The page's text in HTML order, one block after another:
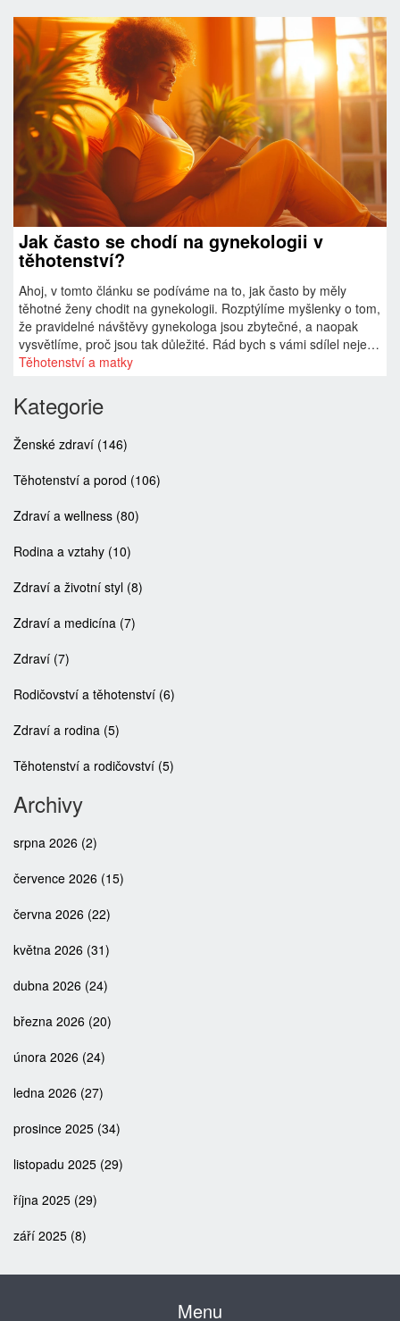
Jak často se chodí na gynekologii v
těhotenství?
Ahoj, v tomto článku se podíváme na to, jak často by měly
těhotné ženy chodit na gynekologii. Rozptýlíme myšlenky o tom,
že pravidelné návštěvy gynekologa jsou zbytečné, a naopak
vysvětlíme, proč jsou tak důležité. Rád bych s vámi sdílel nejen
standardní doporučené intervaly návštěv, ale také faktory, které
být napínavé, ale správná péče může znamenat celosvětový
rozdíl.
Těhotenství a matky
Kategorie
Ženské zdraví (146)
Těhotenství a porod (106)
Zdraví a wellness (80)
Rodina a vztahy (10)
Zdraví a životní styl (8)
Zdraví a medicína (7)
Zdraví (7)
Rodičovství a těhotenství (6)
Zdraví a rodina (5)
Těhotenství a rodičovství (5)
Archivy
srpna 2026 (2)
července 2026 (15)
června 2026 (22)
května 2026 (31)
dubna 2026 (24)
března 2026 (20)
února 2026 (24)
ledna 2026 (27)
prosince 2025 (34)
listopadu 2025 (29)
října 2025 (29)
září 2025 (8)
Menu